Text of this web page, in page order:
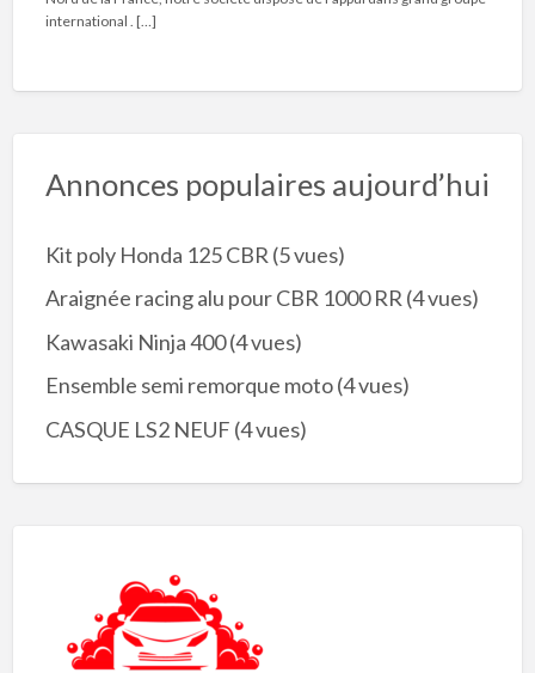
international . […]
Annonces populaires aujourd’hui
Kit poly Honda 125 CBR (5 vues)
Araignée racing alu pour CBR 1000 RR (4 vues)
Kawasaki Ninja 400(4 vues)
Ensemble semi remorque moto(4 vues)
CASQUE LS2 NEUF (4 vues)